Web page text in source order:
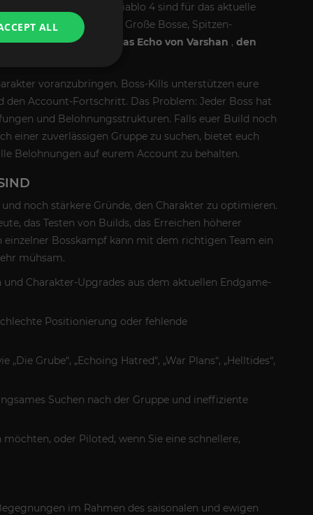
Carry-Services für Diablo 4 sind für das aktuelle
klassische Lair-Bosse, Große Bosse, Spitzen-
im Eis,Grigoire das Echo von Varshan , den
voranzubringen. Boss-Kills unterstützen eure
Account-Fortschritt. Das Problem: Jeder Boss hat
und Belohnungsstrukturen. Falls euer Build noch
einer zuverlässigen Gruppe zu suchen, bietet euch
Belohnungen auf eurem Account zu behalten.
noch stärkere Gründe, den Charakter zu optimieren.
das Testen von Builds, das Erreichen höherer
Bosskampf kann mit dem richtigen Team ein
mühsam.
Charakter-Upgrades aus dem aktuellen Endgame-
Positionierung oder fehlende
Grube“, „Echoing Hatred“, „War Plans“, „Helltides“,
Suchen nach der Gruppe und ineffiziente
oder Piloted, wenn Sie eine schnellere,
im Rahmen des saisonalen und ewigen
ALL